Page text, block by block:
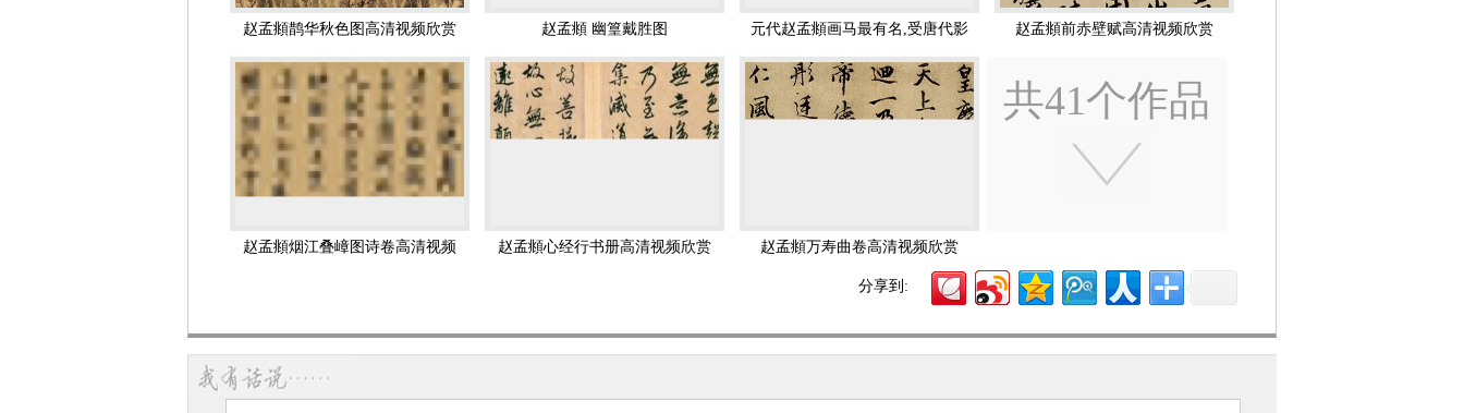
冠绝古今，遂以书名天下。天竺有僧，数万里来求其书归，国中宝之。其画山水、木石、花竹、人马，尤精致。前史官杨载称孟頫之才颇为书画所掩，知
其书画者，不知其文章，知其文章者，不知其经济之学。人以为知言云。 子雍、奕，并以书画知名.
孟頫所作《黄钟·人月圆》“一枝仙桂香生玉，消得唤卿卿。缓歌金缕，轻敲象板，倾国倾城。几时不见，红裙翠袖，多少闲情。想应如旧，春山澹澹，秋
水盈盈。”
孟頫所作《仙吕·后庭花》“清溪一叶舟，芙蓉两岸秋。采菱谁家女，歌声起暮鸥。乱云愁，满头风雨，戴荷叶归去休。”
赵子昂的山水，取法
董源和 李成 ，人物、鞍马师
和唐人法，亦工墨竹和花鸟，均以笔墨苍润见长，以飞白法画石，以书法笔调写竹。突破了南宋画
院，打破了马夏江山的“清一色”局面。他画的花鸟，成为以后的范本。他的画作，遗存的有《重汉叠嶂图》卷（在台湾），《双松平远图》卷（在美
国〕，《鹊华秋色图》卷（在台湾），《秋郊饮马图》卷（在北京故宫博物院），《红衣罗汉》图卷（在东北）。其《人骑图》，人物雍和，意态从容，
很有韵味。
画史地位
曾说：“文人画起自东坡，至松雪敞开大门。”这句话基本上客观地道出了赵孟頫在中国绘画史上的地位。无论是研究中国绘画史，还是研究
中国文人画史，赵孟頫都是一个不可绕开的关键人物。如果说，唐宋绘画的意趣在于以文学化造境，而元以后的绘画意趣更多地体现在书法化的写意上，
那么，赵孟頫在其间起到了桥梁作用。如果说，元以前的文人画运动主要表现为舆论上的准备，元以后的文人画运动以其成功的实践逐步取代正规画而演
为画坛的主流，那末，引发这种变化的巨擘仍是赵孟頫。
万壑松风图 赵孟頫 元代
调良图宋元代14开册页 赵孟頫
秋兴赋 赵孟頫 元代 杭州福神观记 赵孟頫 元代
赵孟頫鹊华秋色图高清视频欣赏 赵孟頫 幽篁戴胜图
元代赵孟頫画马最有名,受唐代影
响画法细
赵孟頫前赤壁赋高清视频欣赏
赵孟頫烟江叠嶂图诗卷高清视频
赵孟頫心经行书册高清视频欣赏 赵孟頫万寿曲卷高清视频欣赏
共41个作品
分享到: